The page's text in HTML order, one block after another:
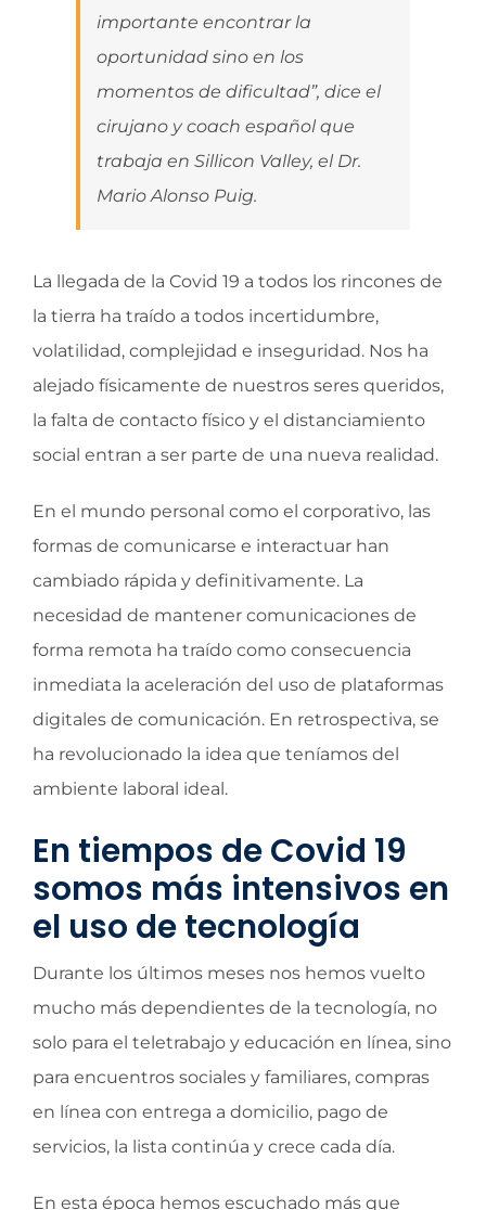
importante encontrar la
oportunidad sino en los
momentos de dificultad”, dice el
cirujano y coach español que
trabaja en Sillicon Valley, el Dr.
Mario Alonso Puig.
La llegada de la Covid 19 a todos los rincones de
la tierra ha traído a todos incertidumbre,
volatilidad, complejidad e inseguridad. Nos ha
alejado físicamente de nuestros seres queridos,
la falta de contacto físico y el distanciamiento
social entran a ser parte de una nueva realidad.
En el mundo personal como el corporativo, las
formas de comunicarse e interactuar han
cambiado rápida y definitivamente. La
necesidad de mantener comunicaciones de
forma remota ha traído como consecuencia
inmediata la aceleración del uso de plataformas
digitales de comunicación. En retrospectiva, se
ha revolucionado la idea que teníamos del
ambiente laboral ideal.
En tiempos de Covid 19
somos más intensivos en
el uso de tecnología
Durante los últimos meses nos hemos vuelto
mucho más dependientes de la tecnología, no
solo para el teletrabajo y educación en línea, sino
para encuentros sociales y familiares, compras
en línea con entrega a domicilio, pago de
servicios, la lista continúa y crece cada día.
En esta época hemos escuchado más que